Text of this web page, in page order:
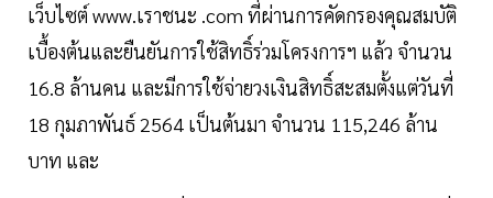
เว็บไซต์ www.เราชนะ .com ที่ผ่านการคัดกรองคุณสมบัติ
เบื้องต้นและยืนยันการใช้สิทธิ์ร่วมโครงการฯ แล้ว จำนวน
16.8 ล้านคน และมีการใช้จ่ายวงเงินสิทธิ์สะสมตั้งแต่วันที่
18 กุมภาพันธ์ 2564 เป็นต้นมา จำนวน 115,246 ล้าน
บาท และ